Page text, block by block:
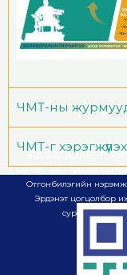
ЧМТ-ны
ЧМТ-г
“ЭРДЭНЭТ ҮЙЛДВЭР” ТӨҮГ-
ШУТИС-ийн харьяа,
Отгонбилэгийн
Эрдэнэт цогцолбор их
сургууль